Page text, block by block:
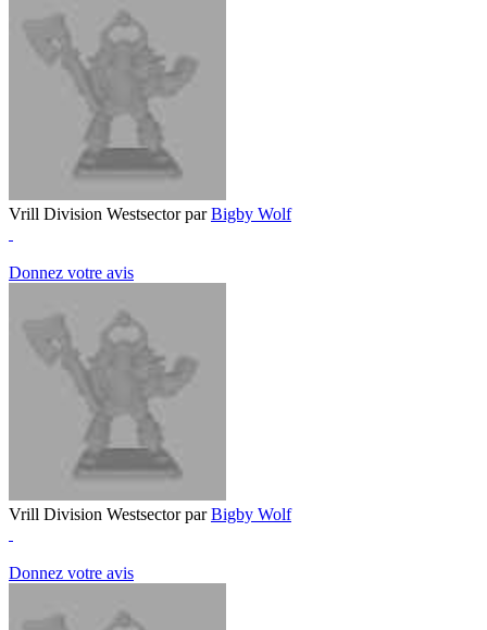
Vrill Division Westsector parBigby Wolf
Donnez votre avis
Vrill Division Westsector parBigby Wolf
Donnez votre avis